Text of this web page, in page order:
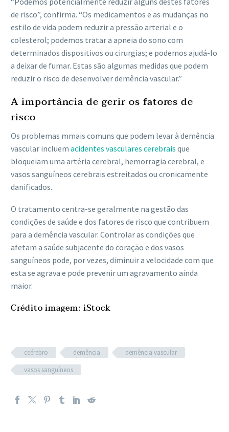
de risco”, confirma. “Os medicamentos e as mudanças no
estilo de vida podem reduzir a pressão arterial e o
colesterol; podemos tratar a apneia do sono com
determinados dispositivos ou cirurgias; e podemos ajudá-lo
a deixar de fumar. Estas são algumas medidas que podem
reduzir o risco de desenvolver demência vascular.”
A importância de gerir os fatores de
risco
Os problemas mmais comuns que podem levar à demência
vascular incluem acidentes vasculares cerebrais que
bloqueiam uma artéria cerebral, hemorragia cerebral, e
vasos sanguíneos cerebrais estreitados ou cronicamente
danificados.
O tratamento centra-se geralmente na gestão das
condições de saúde e dos fatores de risco que contribuem
para a demência vascular. Controlar as condições que
afetam a saúde subjacente do coração e dos vasos
sanguíneos pode, por vezes, diminuir a velocidade com que
esta se agrava e pode prevenir um agravamento ainda
maior.
Crédito imagem: iStock
ceérebro demência
demência vascular
vasos sanguíneos